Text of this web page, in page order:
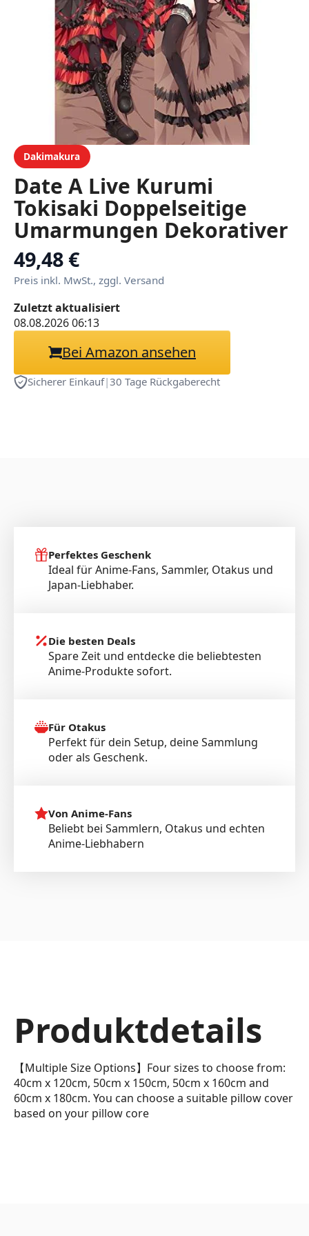
Dakimakura
Date A Live Kurumi
Tokisaki Doppelseitige
Umarmungen Dekorativer
Kissenbezug
Dekokissenbezug,
Prinzessin Anime
Kissenbezug Dakimakura-
40x120cm
49,48 €
Preis inkl. MwSt., zggl. Versand
Zuletzt aktualisiert
08.08.2026 06:13
Bei Amazon ansehen
Sicherer Einkauf|30 Tage Rückgaberecht
Perfektes Geschenk
Ideal für Anime-Fans, Sammler, Otakus und
Japan-Liebhaber.
Die besten Deals
Spare Zeit und entdecke die beliebtesten
Anime-Produkte sofort.
Für Otakus
Perfekt für dein Setup, deine Sammlung
oder als Geschenk.
Von Anime-Fans
Beliebt bei Sammlern, Otakus und echten
Anime-Liebhabern
Produktdetails
【Multiple Size Options】Four sizes to choose from:
40cm x 120cm, 50cm x 150cm, 50cm x 160cm and
60cm x 180cm. You can choose a suitable pillow cover
based on your pillow core